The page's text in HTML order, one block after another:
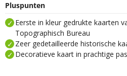
Pluspunten
Eerste in kleur gedrukte kaarten
Topographisch Bureau
Zeer gedetailleerde historische
Decoratieve kaart in prachtige